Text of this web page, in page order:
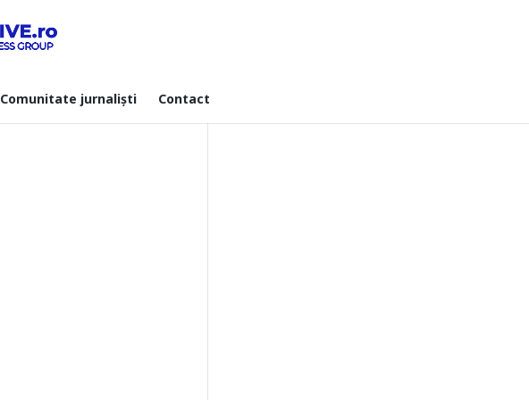
Comunitate jurnaliști Contact